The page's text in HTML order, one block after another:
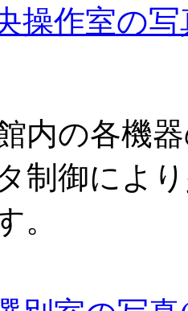
操作室の
内の各機
制御によ
。